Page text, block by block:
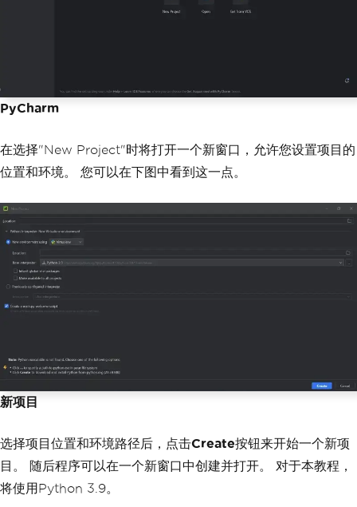
PyCharm
在选择"New Project"时将打开一个新窗口，允许您设置项目的
位置和环境。 您可以在下图中看到这一点。
新项目
选择项目位置和环境路径后，点击Create按钮来开始一个新项
目。 随后程序可以在一个新窗口中创建并打开。 对于本教程，
将使用Python 3.9。